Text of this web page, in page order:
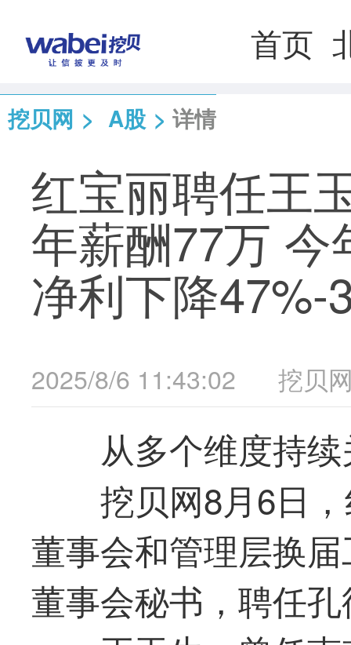
首页
挖贝网 > A股 > 详情
红宝丽聘任王
年薪酬77万
净利下降47%-
2025/8/6 11:43:02 挖贝
从多个维度持
挖贝网8月6日
董事会和管理层换
董事会秘书，聘任